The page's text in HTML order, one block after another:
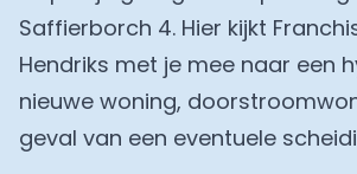
Saffierborch 4. Hier kijkt
Hendriks met je mee naar een
nieuwe woning,
geval van een eventuele